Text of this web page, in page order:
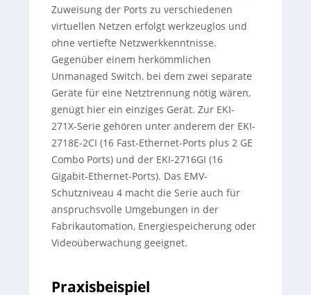
Zuweisung der Ports zu verschiedenen
virtuellen Netzen erfolgt werkzeuglos und
ohne vertiefte Netzwerkkenntnisse.
Gegenüber einem herkömmlichen
Unmanaged Switch, bei dem zwei separate
Geräte für eine Netztrennung nötig wären,
genügt hier ein einziges Gerät. Zur EKI-
271X-Serie gehören unter anderem der EKI-
2718E-2CI (16 Fast-Ethernet-Ports plus 2 GE
Combo Ports) und der EKI-2716GI (16
Gigabit-Ethernet-Ports). Das EMV-
Schutzniveau 4 macht die Serie auch für
anspruchsvolle Umgebungen in der
Fabrikautomation, Energiespeicherung oder
Videoüberwachung geeignet.
Praxisbeispiel